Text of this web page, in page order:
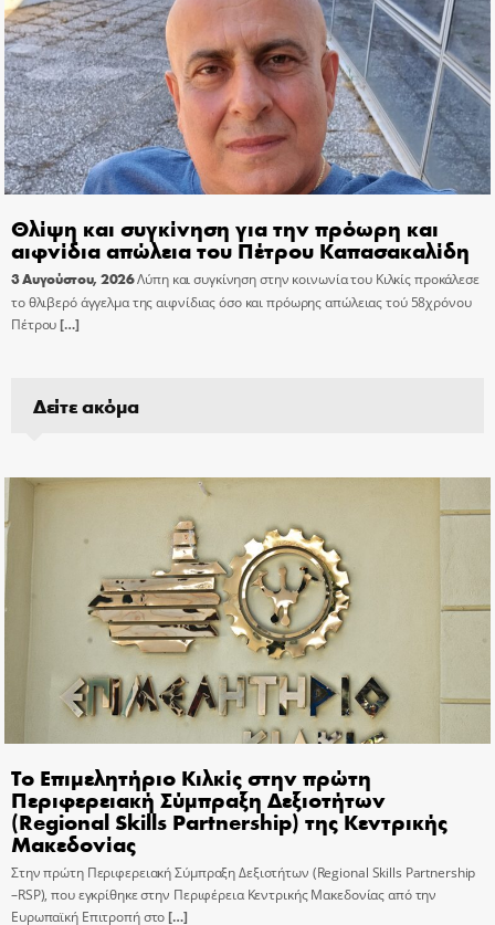
Θλίψη και συγκίνηση για την πρόωρη και
αιφνίδια απώλεια του Πέτρου Καπασακαλίδη
3 Αυγούστου, 2026Λύπη και συγκίνηση στην κοινωνία του Κιλκίς προκάλεσε
το θλιβερό άγγελμα της αιφνίδιας όσο και πρόωρης απώλειας τού 58χρόνου
Πέτρου[…]
Δείτε ακόμα
Το Επιμελητήριο Κιλκίς στην πρώτη
Περιφερειακή Σύμπραξη Δεξιοτήτων
(Regional Skills Partnership) της Κεντρικής
Μακεδονίας
Στην πρώτη Περιφερειακή Σύμπραξη Δεξιοτήτων (Regional Skills Partnership
–RSP), που εγκρίθηκε στην Περιφέρεια Κεντρικής Μακεδονίας από την
Ευρωπαϊκή Επιτροπή στο[…]